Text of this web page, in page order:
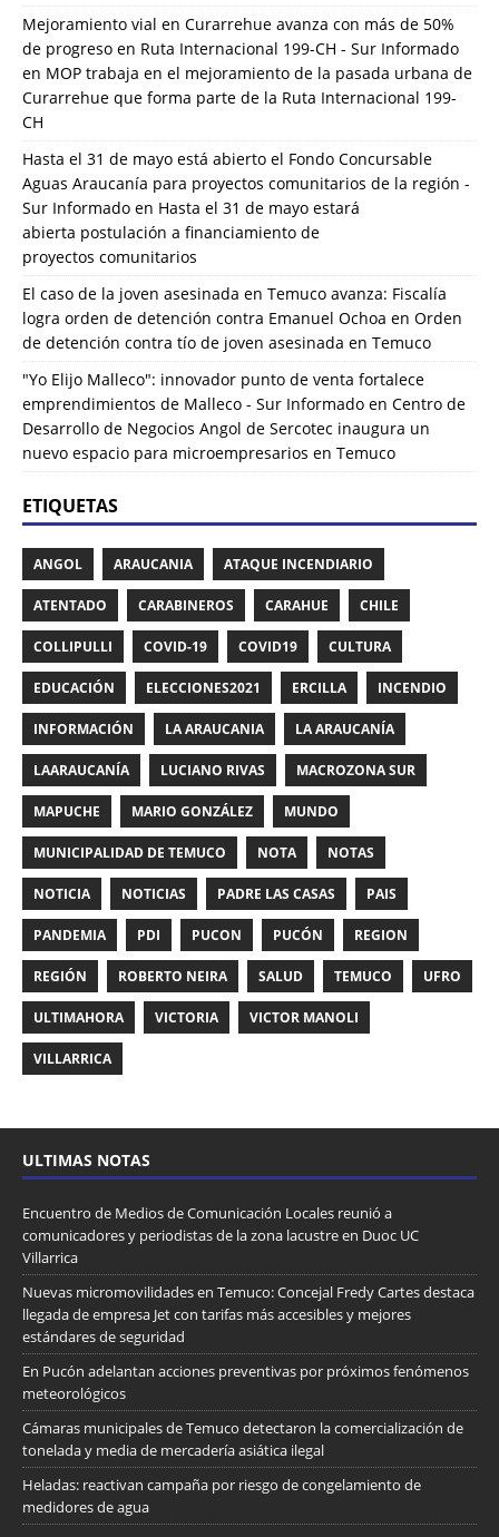
Mejoramiento vial en Curarrehue avanza con más de 50%
de progreso en Ruta Internacional 199-CH - Sur Informado
en MOP trabaja en el mejoramiento de la pasada urbana de
Curarrehue que forma parte de la Ruta Internacional 199-
CH
Hasta el 31 de mayo está abierto el Fondo Concursable
Aguas Araucanía para proyectos comunitarios de la región -
Sur Informado en Hasta el 31 de mayo estará
abierta postulación a financiamiento de
proyectos comunitarios
El caso de la joven asesinada en Temuco avanza: Fiscalía
logra orden de detención contra Emanuel Ochoa en Orden
de detención contra tío de joven asesinada en Temuco
"Yo Elijo Malleco": innovador punto de venta fortalece
emprendimientos de Malleco - Sur Informado en Centro de
Desarrollo de Negocios Angol de Sercotec inaugura un
nuevo espacio para microempresarios en Temuco
ETIQUETAS
ANGOL ARAUCANIA ATAQUE INCENDIARIO
ATENTADO CARABINEROS CARAHUE CHILE
COLLIPULLI COVID-19 COVID19 CULTURA
EDUCACIÓN ELECCIONES2021 ERCILLA INCENDIO
INFORMACIÓN LA ARAUCANIA LA ARAUCANÍA
LAARAUCANÍA LUCIANO RIVAS MACROZONA SUR
MAPUCHE MARIO GONZÁLEZ MUNDO
MUNICIPALIDAD DE TEMUCO NOTA NOTAS
NOTICIA NOTICIAS PADRE LAS CASAS PAIS
PANDEMIA PDI PUCON PUCÓN REGION
REGIÓN ROBERTO NEIRA SALUD TEMUCO UFRO
ULTIMAHORA VICTORIA VICTOR MANOLI
VILLARRICA
ULTIMAS NOTAS
Encuentro de Medios de Comunicación Locales reunió a
comunicadores y periodistas de la zona lacustre en Duoc UC
Villarrica
Nuevas micromovilidades en Temuco: Concejal Fredy Cartes destaca
llegada de empresa Jet con tarifas más accesibles y mejores
estándares de seguridad
En Pucón adelantan acciones preventivas por próximos fenómenos
meteorológicos
Cámaras municipales de Temuco detectaron la comercialización de
tonelada y media de mercadería asiática ilegal
Heladas: reactivan campaña por riesgo de congelamiento de
medidores de agua